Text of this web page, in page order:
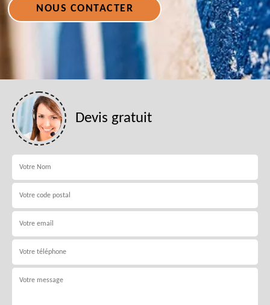
NOUS CONTACTER
Devis gratuit